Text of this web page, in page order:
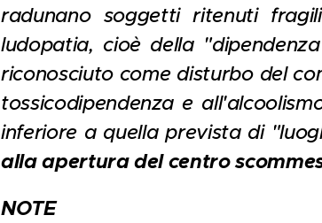
radunano soggetti ritenuti
ludopatia, cioè della
riconosciuto come disturbo del
tossicodipendenza e
inferiore a quella prevista di
alla apertura del centro
NOTE